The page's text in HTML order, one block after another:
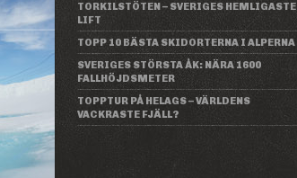
TORKILSTÖTEN – SVERIGES HEMLIGASTE
LIFT
TOPP 10 BÄSTA SKIDORTERNA I ALPERNA
SVERIGES STÖRSTA ÅK: NÄRA 1600
FALLHÖJDSMETER
TOPPTUR PÅ HELAGS – VÄRLDENS
VACKRASTE FJÄLL?